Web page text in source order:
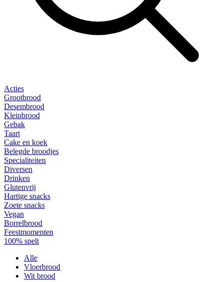
Acties
Grootbrood
Desembrood
Kleinbrood
Gebak
Taart
Cake en koek
Belegde broodjes
Specialiteiten
Diversen
Drinken
Glutenvrij
Hartige snacks
Zoete snacks
Vegan
Borrelbrood
Feestmomenten
100% spelt
Alle
Vloerbrood
Wit brood